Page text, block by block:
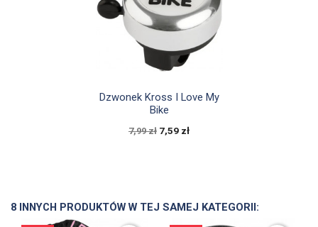
Szybki podgląd
Dzwonek Kross I Love My
Bike
7,99 zł 7,59 zł
8 INNYCH PRODUKTÓW W TEJ SAMEJ KATEGORII: